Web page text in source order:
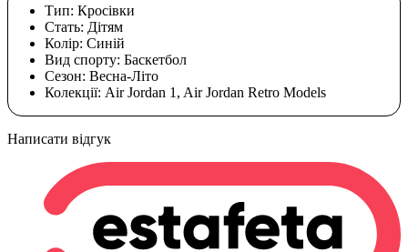
Тип: Кросівки
Стать: Дітям
Колір: Cиній
Вид спорту: Баскетбол
Сезон: Весна-Літо
Колекції: Air Jordan 1, Air Jordan Retro Models
Написати відгук